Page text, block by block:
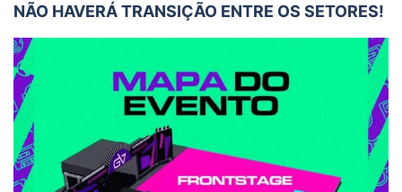
NÃO HAVERÁ TRANSIÇÃO ENTRE OS SETORES!